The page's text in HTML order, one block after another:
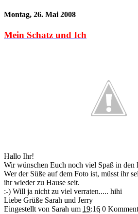
Montag, 26. Mai 2008
Mein Schatz und Ich
Hallo Ihr!
Wir wünschen Euch noch viel Spaß in den
Wer der Süße auf dem Foto ist, müsst ihr
ihr wieder zu Hause seit.
:-) Will ja nicht zu viel verraten..... hihi
Liebe Grüße Sarah und Jerry
Eingestellt von Sarah um 19:16 0